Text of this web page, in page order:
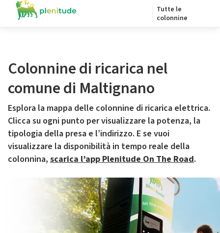
Tutte le
colonnine
Colonnine di ricarica nel
comune di Maltignano
Esplora la mappa delle colonnine di ricarica elettrica.
Clicca su ogni punto per visualizzare la potenza, la
tipologia della presa e l’indirizzo. E se vuoi
visualizzare la disponibilità in tempo reale della
colonnina, scarica l’app Plenitude On The Road.